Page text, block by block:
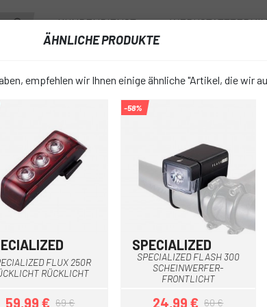
KUNDENDIENST
LS06 BELEUCHTUNGSSATZ (FR300+CL05)
favorite_borderRAVEMEN
PREIS: 69,95 €
ÄHNLICHE PRODUKTE
empfehlen wir Ihnen einige ähnliche "Artikel, die wir
FLUX 250R
RÜCKLICHT
59,99 € 69 €
-58%
SPECIALIZED
SPECIALIZED FLASH 300
SCHEINWERFER-
FRONTLICHT
24,99 € 60 €